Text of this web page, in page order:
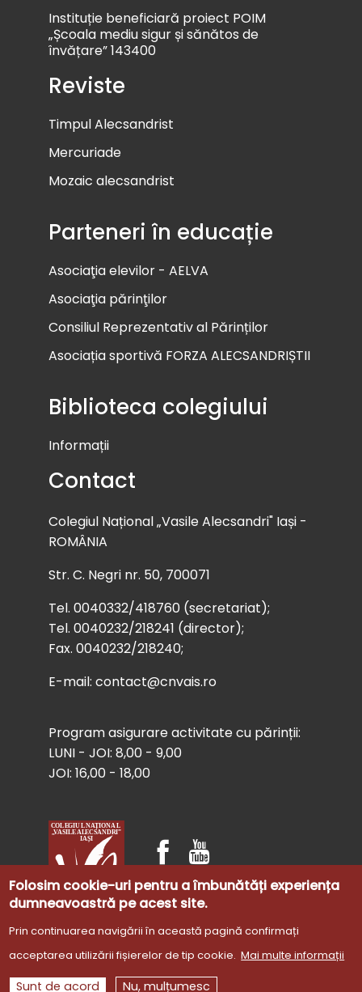
Instituție beneficiară proiect POIM
„Școala mediu sigur și sănătos de
învățare” 143400
Reviste
Timpul Alecsandrist
Mercuriade
Mozaic alecsandrist
Parteneri în educație
Asociaţia elevilor - AELVA
Asociaţia părinţilor
Consiliul Reprezentativ al Părinților
Asociația sportivă FORZA ALECSANDRIȘTII
Biblioteca colegiului
Informații
Contact
Colegiul Național „Vasile Alecsandri" Iași -
ROMÂNIA
Str. C. Negri nr. 50, 700071
Tel. 0040332/418760 (secretariat);
Tel. 0040232/218241 (director);
Fax. 0040232/218240;
E-mail: contact@cnvais.ro
Program asigurare activitate cu părinții:
LUNI - JOI: 8,00 - 9,00
JOI: 16,00 - 18,00
Site dezvoltat deGabriela Cătălina Cojocaru
Folosim cookie-uri pentru a îmbunătăți experiența
dumneavoastră pe acest site.
Prin continuarea navigării în această pagină confirmați
acceptarea utilizării fișierelor de tip cookie. Mai multe informații
Sunt de acord Nu, mulțumesc